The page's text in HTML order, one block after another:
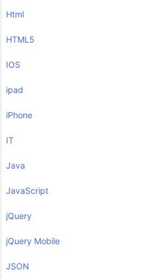
Html
HTML5
IOS
ipad
iPhone
IT
Java
JavaScript
jQuery
jQuery Mobile
JSON